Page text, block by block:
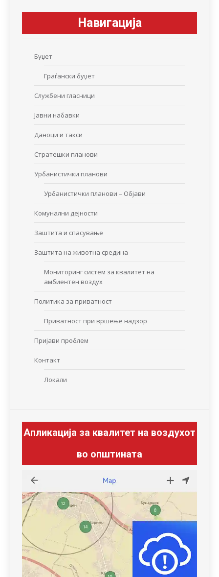
Навигација
Буџет
Граѓански буџет
Службени гласници
Јавни набавки
Даноци и такси
Стратешки планови
Урбанистички планови
Урбанистички планови – Објави
Комунални дејности
Заштита и спасување
Заштита на животна средина
Мониторинг систем за квалитет на
амбиентен воздух
Политика за приватност
Приватност при вршење надзор
Пријави проблем
Контакт
Локали
Апликација за квалитет на воздухот
во општината